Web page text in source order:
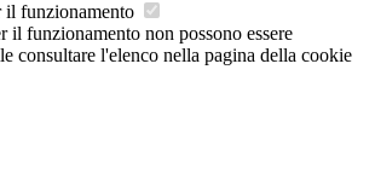
il funzionamento
il funzionamento non possono essere
consultare l'elenco nella pagina della cookie